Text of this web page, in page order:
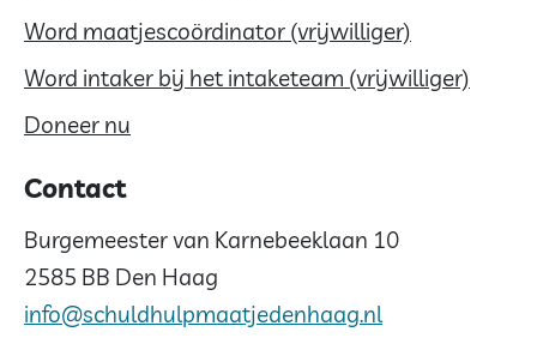
Word maatjescoördinator (vrijwilliger)
Word intaker bij het intaketeam (vrijwilliger)
Doneer nu
Contact
Burgemeester van Karnebeeklaan 10
2585 BB Den Haag
info@schuldhulpmaatjedenhaag.nl